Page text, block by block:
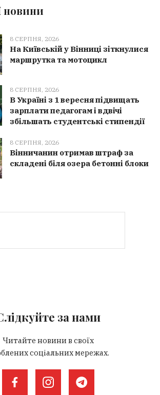
новини
8 СЕРПНЯ, 2026
На Київській у Вінниці зіткнулися
маршрутка та мотоцикл
8 СЕРПНЯ, 2026
В Україні з 1 вересня підвищать
зарплати педагогам і вдвічі
збільшать студентські стипендії
8 СЕРПНЯ, 2026
Вінничанин отримав штраф за
складені біля озера бетонні блоки
за нами
Читайте новини в своїх
соціальних мережах.